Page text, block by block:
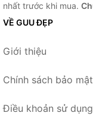
nhất trước khi mua.
VỀ GUU ĐẸP
Giới thiệu
Chính sách bảo mật
Điều khoản sử dụng